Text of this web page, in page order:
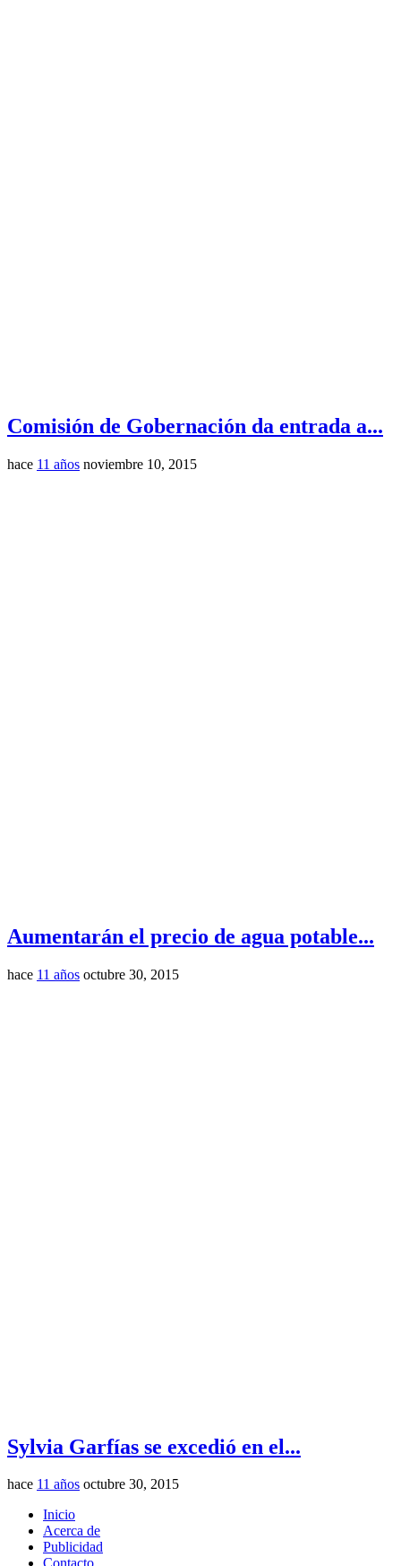
Comisión de Gobernación da entrada a...
hace 11 años noviembre 10, 2015
Aumentarán el precio de agua potable...
hace 11 años octubre 30, 2015
Sylvia Garfías se excedió en el...
hace 11 años octubre 30, 2015
Inicio
Acerca de
Publicidad